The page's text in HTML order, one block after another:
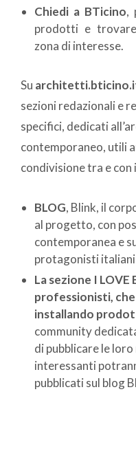
Chiedi a BTicino,
prodotti e
zona di interesse.
Su
sezioni redazionali e
specifici, dedicati
contemporaneo, utili
condivisione tra e
BLOG, Blink, il
al progetto, con
contemporanea e
protagonisti
La sezione I
professionisti,
installando
community
di pubblicare le
interessanti
pubblicati sul blog